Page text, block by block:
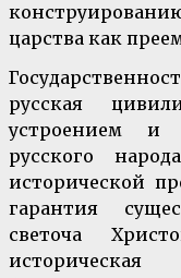
царства как
русская
устроением и
русского
исторической
гарантия
светоча